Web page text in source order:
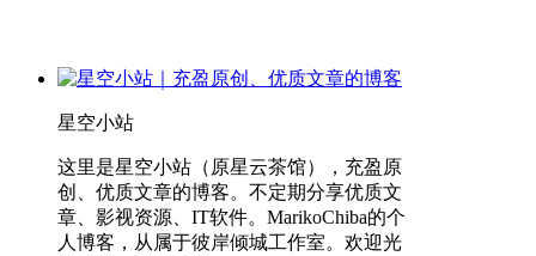
星空小站
这里是星空小站（原星云茶馆），充盈原
创、优质文章的博客。不定期分享优质文
章、影视资源、IT软件。MarikoChiba的个
人博客，从属于彼岸倾城工作室。欢迎光